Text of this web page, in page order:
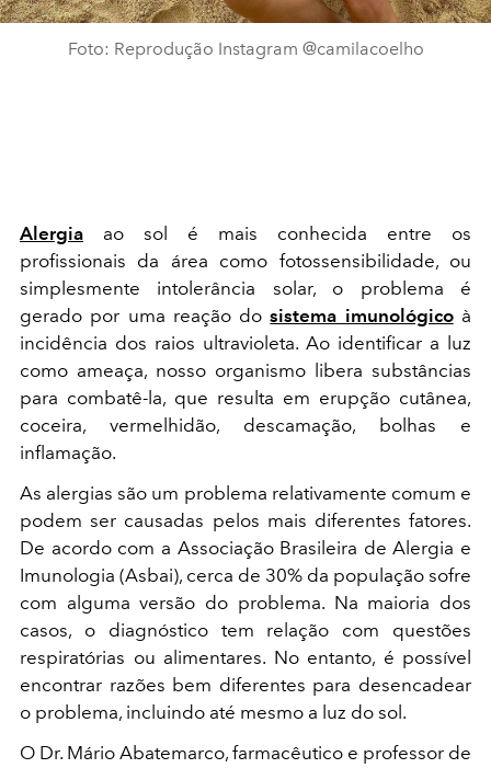
Foto: Reprodução Instagram @camilacoelho
Alergia ao sol é mais conhecida entre os
profissionais da área como fotossensibilidade, ou
simplesmente intolerância solar, o problema é
gerado por uma reação dosistema imunológicoà
incidência dos raios ultravioleta. Ao identificar a luz
como ameaça, nosso organismo libera substâncias
para combatê-la, que resulta em erupção cutânea,
coceira, vermelhidão, descamação, bolhas e
inflamação.
As alergias são um problema relativamente comum e
podem ser causadas pelos mais diferentes fatores.
De acordo com a Associação Brasileira de Alergia e
Imunologia (Asbai), cerca de 30% da população sofre
com alguma versão do problema. Na maioria dos
casos, o diagnóstico tem relação com questões
respiratórias ou alimentares. No entanto, é possível
encontrar razões bem diferentes para desencadear
o problema, incluindo até mesmo a luz do sol.
O Dr. Mário Abatemarco, farmacêutico e professor de